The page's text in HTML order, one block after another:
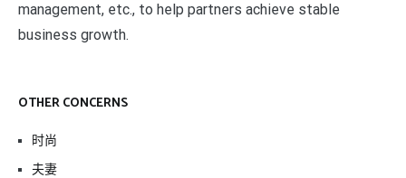
management, etc., to help partners achieve stable
business growth.
OTHER CONCERNS
时尚
夫妻